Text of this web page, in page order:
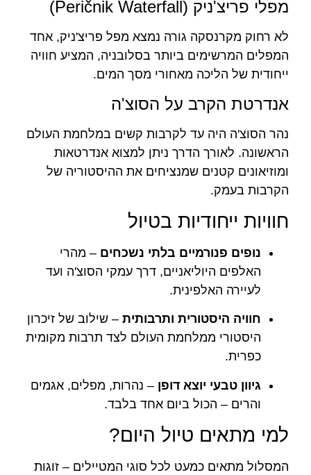
מפלי פריצ'ניק (Peričnik Waterfall)
לא רחוק מקרנסקה גורה נמצא מפל פריצ'ניק, אחד
המפלים המרשימים ביותר בסלובניה, המציע חוויה
ייחודית של הליכה מאחורי מסך המים.
אנדרטת הקרב על הסוצ'ה
נהר הסוצ'ה היה עד לקרבות קשים במלחמת העולם
הראשונה. לאורך הדרך ניתן למצוא אנדרטאות
ומוזיאונים קטנים שמנציחים את ההיסטוריה של
הקרבות בעמק.
חוויות ייחודיות בטיול
נופים פנורמיים בלתי נשכחים – מהרי
האלפים היוליאניים, דרך עמקי הסוצ'ה ועד
לעיירה האלפינית.
חוויה היסטורית ותרבותית – שילוב של זיכרון
היסטורי ממלחמת העולם לצד תרבות מקומית
כפרית.
גיוון טבעי יוצא דופן – נהרות, מפלים, אגמים
והרים – הכול ביום אחד בלבד.
למי מתאים טיול היום?
המסלול מתאים כמעט לכל סוגי המטיילים – זוגות